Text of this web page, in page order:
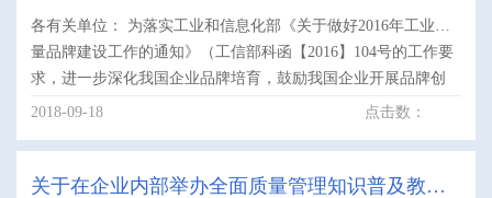
知
各有关单位： 为落实工业和信息化部《关于做好2016年工业质
量品牌建设工作的通知》（工信部科函【2016】104号的工作要
求，进一步深化我国企业品牌培育，鼓励我国企业开展品牌创
新，建立品牌创新的长效机制，扩大品牌创新成果.....
2018-09-18 点击数：
关于在企业内部举办全面质量管理知识普及教育